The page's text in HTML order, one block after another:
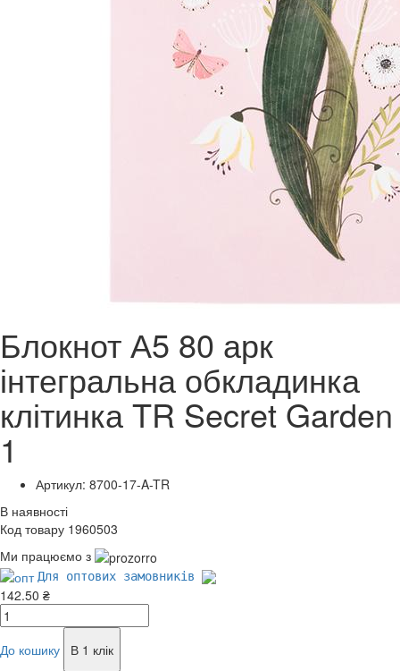
Блокнот А5 80 арк
інтегральна обкладинка
клітинка TR Secret Garden
1
Артикул: 8700-17-A-TR
В наявності
Код товару 1960503
Ми працюємо з
Для оптових замовників
142.50 ₴
До кошику
В 1 клік